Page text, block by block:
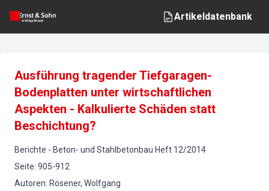
Artikeldatenbank
Ausführung tragender Tiefgaragen-
Bodenplatten unter wirtschaftlichen
Aspekten - Kalkulierte Schäden statt
Beschichtung?
Berichte - Beton- und Stahlbetonbau Heft 12/2014
Seite: 905-912
Autoren: Rösener, Wolfgang